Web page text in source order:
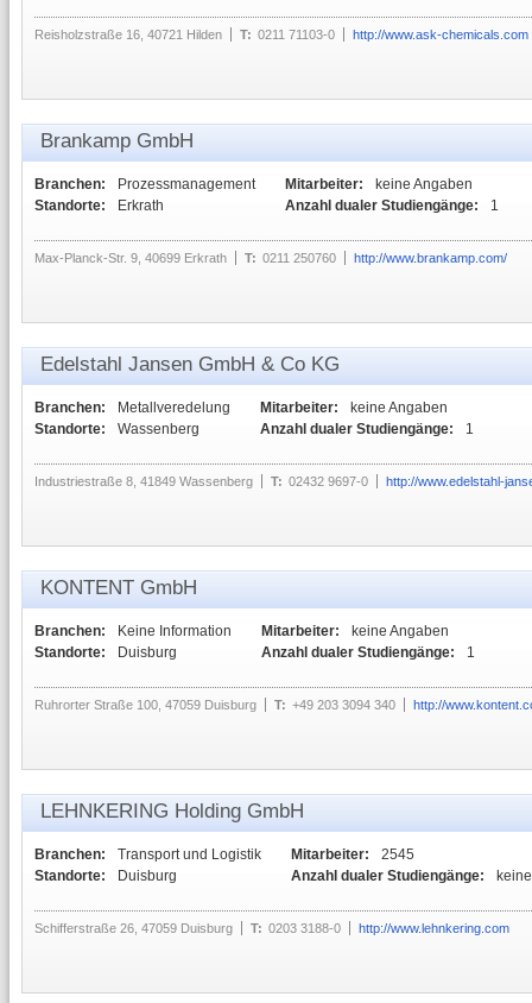
Reisholzstraße 16, 40721 Hilden T: 0211 71103-0 http://www.ask-chemicals.com
Brankamp GmbH
Branchen:
Prozessmanagement
Standorte:
Erkrath
Mitarbeiter:
keine Angaben
Anzahl dualer Studiengänge:
1
Max-Planck-Str. 9, 40699 Erkrath T: 0211 250760 http://www.brankamp.com/
Edelstahl Jansen GmbH & Co KG
Branchen:
Metallveredelung
Standorte:
Wassenberg
Mitarbeiter:
keine Angaben
Anzahl dualer Studiengänge:
1
Industriestraße 8, 41849 Wassenberg T: 02432 9697-0 http://www.edelstahl-
KONTENT GmbH
Branchen:
Keine Information
Standorte:
Duisburg
Mitarbeiter:
keine Angaben
Anzahl dualer Studiengänge:
1
Ruhrorter Straße 100, 47059 Duisburg T: +49 203 3094 340 http://
LEHNKERING Holding GmbH
Branchen:
Transport und Logistik
Standorte:
Duisburg
Mitarbeiter:
2545
Anzahl dualer Studiengänge:
Schifferstraße 26, 47059 Duisburg T: 0203 3188-0 http://www.lehnkering.com